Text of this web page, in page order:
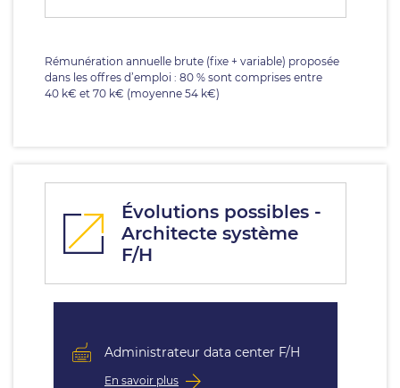
Rémunération annuelle brute (fixe + variable) proposée
dans les offres d’emploi : 80 % sont comprises entre
40 k€ et 70 k€ (moyenne 54 k€)
Évolutions possibles -
Architecte système
F/H
Administrateur data center F/H
En savoir plus